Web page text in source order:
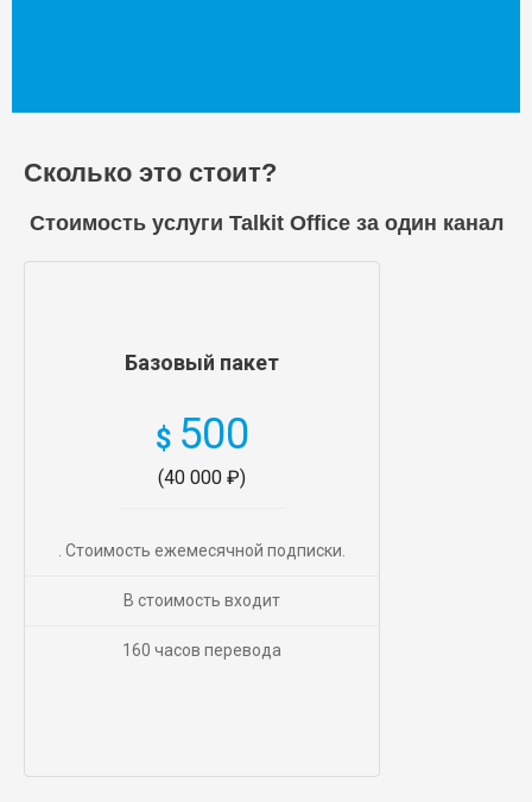
Сколько это стоит?
Стоимость услуги Talkit Office за один канал
Базовый пакет
$ 500
(40 000 ₽)
. Стоимость ежемесячной подписки.
В стоимость входит
160 часов перевода